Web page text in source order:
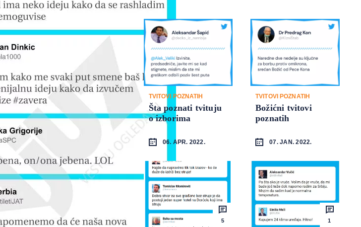
TVITOVI POZNATIH
Šta poznati tvituju
o izborima
06. APR. 2022.
TVITOVI POZNATIH
Božićni tvitovi
poznatih
07. JAN. 2022.
5 1